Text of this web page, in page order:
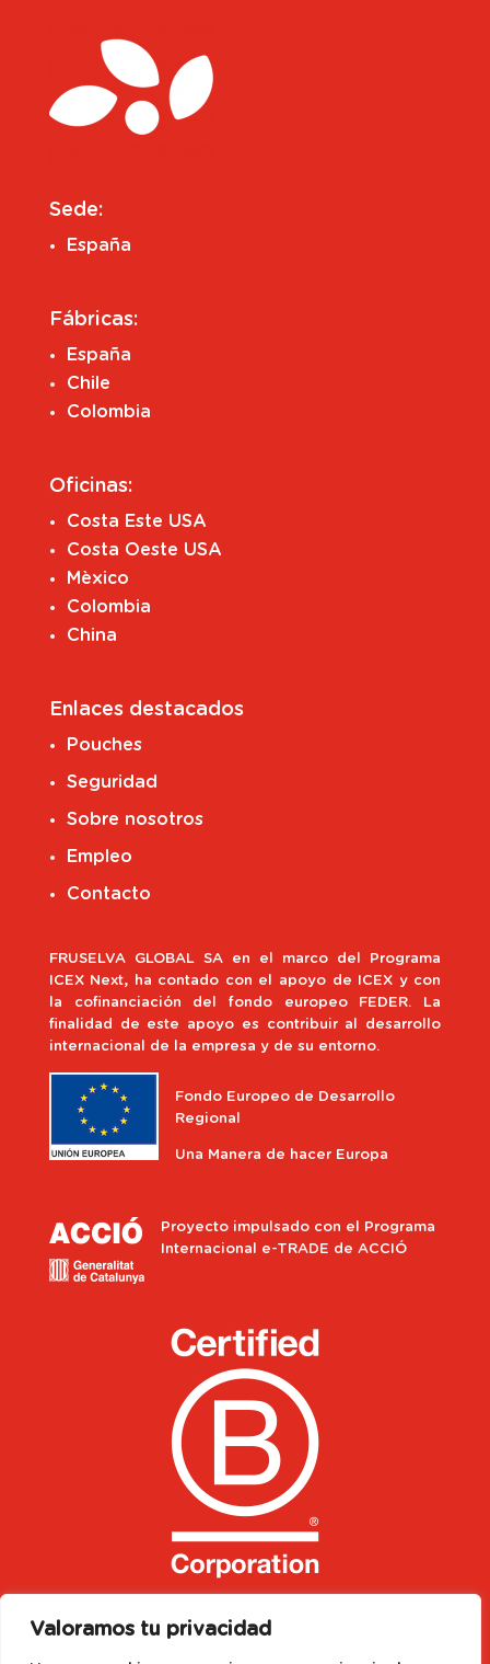
Valoramos tu privacidad
Sede:
España
Fábricas:
España
Chile
Colombia
Oficinas:
Costa Este USA
Costa Oeste USA
Mèxico
Colombia
China
Enlaces destacados
Pouches
Seguridad
Sobre nosotros
Empleo
Contacto
FRUSELVA GLOBAL SA en el marco del Programa
ICEX Next, ha contado con el apoyo de ICEX y con
la cofinanciación del fondo europeo FEDER. La
finalidad de este apoyo es contribuir al desarrollo
internacional de la empresa y de su entorno.
Fondo Europeo de Desarrollo
Regional
Una Manera de hacer Europa
Proyecto impulsado con el Programa
Internacional e-TRADE de ACCIÓ